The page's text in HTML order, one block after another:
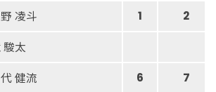
凌斗 1 2
駿太
健流 6 7